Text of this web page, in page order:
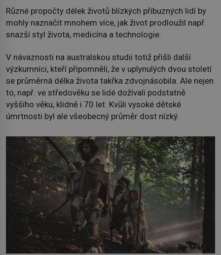
Různé propočty délek životů blízkých příbuzných lidí by
mohly naznačit mnohem více, jak život prodloužil např.
snazší styl života, medicína a technologie.
V návaznosti na australskou studii totiž přišli další
výzkumníci, kteří připomněli, že v uplynulých dvou století
se průměrná délka života takřka zdvojnásobila. Ale nejen
to, např. ve středověku se lidé dožívali podstatně
vyššího věku, klidně i 70 let. Kvůli vysoké dětské
úmrtnosti byl ale všeobecný průměr dost nízký.